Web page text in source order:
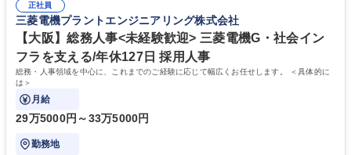
道路施設や道路工事現場の見学ツアー事業 ※入社後は上記いずれかの部門
へ配属。※業務内容変更の範囲：会社の定める業務 募集職種 【都庁グル
ープ】総合職（事務）◇残業月平均9時間未満／有給年平均16日取得
部門など多岐に渡る業務を経験できます。 ■様々なプロジェクト：駐車場
事業の他、新宿駅西口広場内に設置された照明を兼ねた広告「ブライトサ
イン」の管理運営を行うなど、事業収益を生み出す活動を積極的に行って
います。 学歴・資格 学歴：大学院 大学 高専 短大 専修学校 高校 語学力：
資格：
正社員
三菱電機プラントエンジニアリング株式会社
【大阪】総務人事<未経験歓迎> 三菱電機G・社会イン
フラを支える/年休127日 採用人事
総務・人事領域を中心に、これまでのご経験に応じて幅広くお任せします。 ＜具体的に
は＞
月給
29万5000円～33万5000円
勤務地